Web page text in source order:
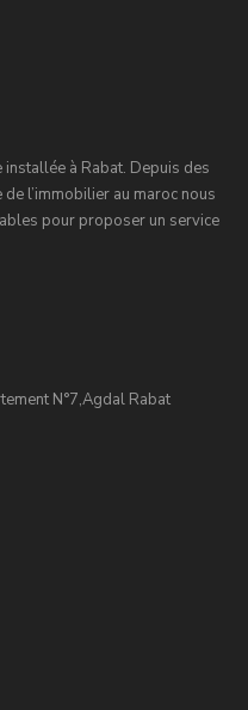
à Rabat. Depuis des
l’immobilier au maroc nous
pour proposer un service
N°7,Agdal Rabat